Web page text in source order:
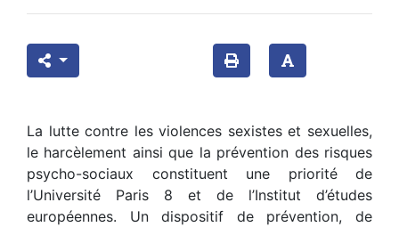
La lutte contre les violences sexistes et sexuelles,
le harcèlement ainsi que la prévention des risques
psycho-sociaux constituent une priorité de
l’Université Paris 8 et de l’Institut d’études
européennes. Un dispositif de prévention, de